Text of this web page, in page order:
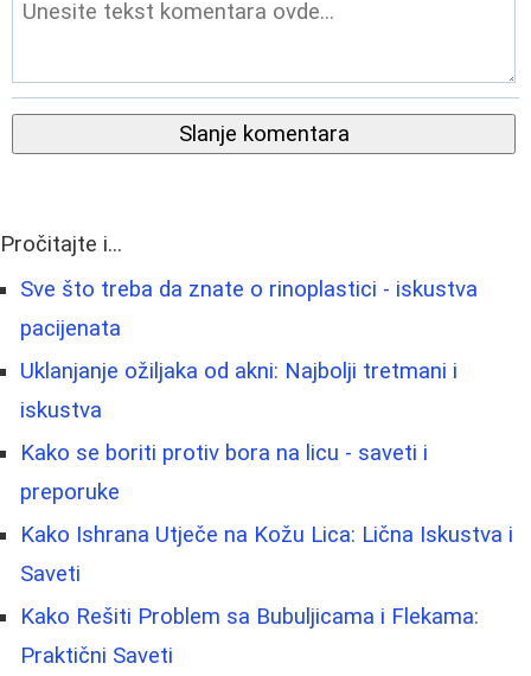
Slanje komentara
Pročitajte i...
Sve što treba da znate o rinoplastici - iskustva
pacijenata
Uklanjanje ožiljaka od akni: Najbolji tretmani i
iskustva
Kako se boriti protiv bora na licu - saveti i
preporuke
Kako Ishrana Utječe na Kožu Lica: Lična Iskustva i
Saveti
Kako Rešiti Problem sa Bubuljicama i Flekama:
Praktični Saveti